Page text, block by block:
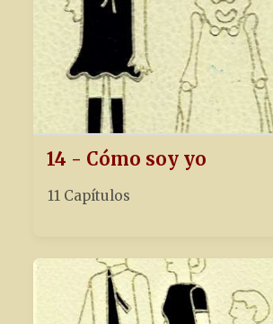
14 - Cómo soy yo
11 Capítulos